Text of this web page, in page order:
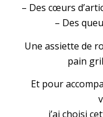
– Des cœurs
– Des
Une assiette de
pain
Et pour
j’ai choisi